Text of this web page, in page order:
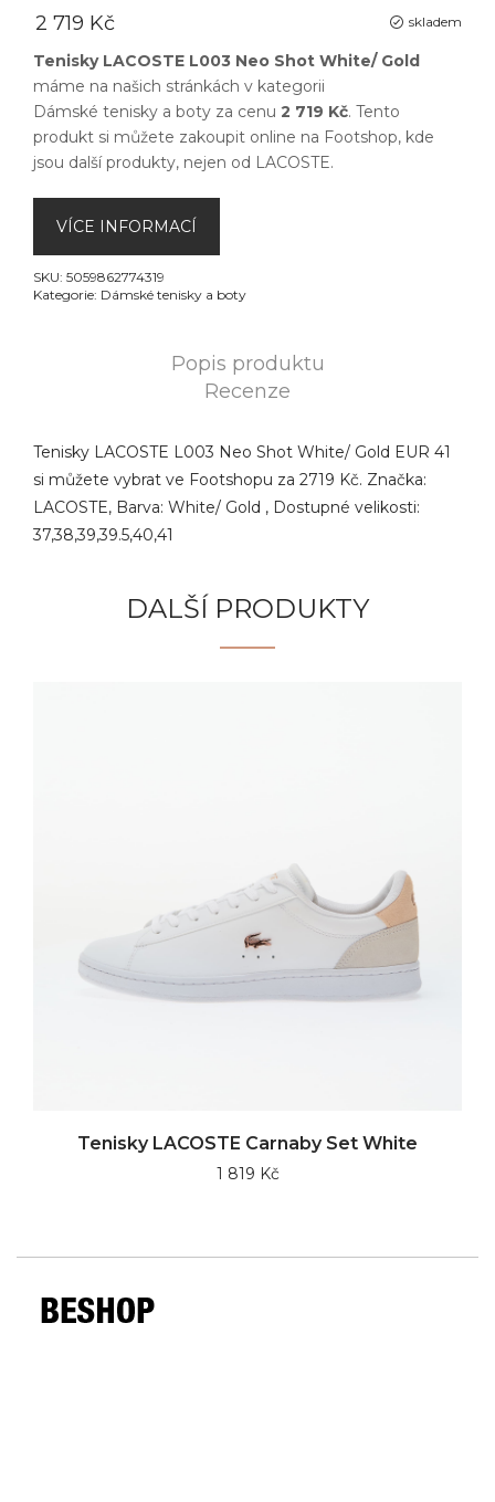
skladem
2 719 Kč
Tenisky LACOSTE L003 Neo Shot White/ Gold
máme na našich stránkách v kategorii
Dámské tenisky a boty za cenu 2 719 Kč. Tento
produkt si můžete zakoupit online na Footshop, kde
jsou další produkty, nejen od LACOSTE.
VÍCE INFORMACÍ
SKU: 5059862774319
Kategorie: Dámské tenisky a boty
Popis produktu
Recenze
Tenisky LACOSTE L003 Neo Shot White/ Gold EUR 41
si můžete vybrat ve Footshopu za 2719 Kč. Značka:
LACOSTE, Barva: White/ Gold , Dostupné velikosti:
37,38,39,39.5,40,41
DALŠÍ PRODUKTY
Tenisky LACOSTE Carnaby Set White
1 819 Kč